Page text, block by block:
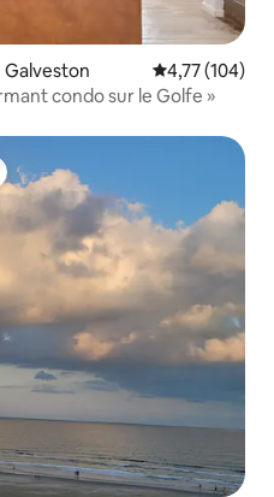
Évaluation
4,77 (104)
condo sur le Golfe »
plus appréciés